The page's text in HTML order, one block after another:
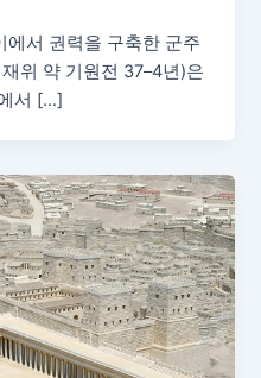
에서 권력을 구축한 군주
위 약 기원전 37–4년)은
서 […]